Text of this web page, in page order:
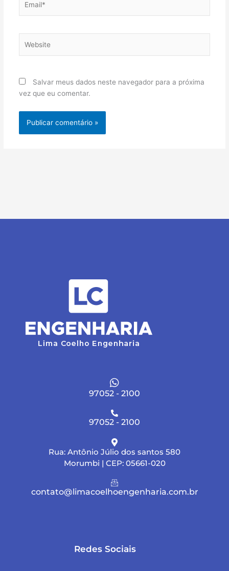
Salvar meus dados neste navegador para a próxima
vez que eu comentar.
97052 - 2100
97052 - 2100
Rua: Antônio Júlio dos santos 580
Morumbi | CEP: 05661-020
contato@limacoelhoengenharia.com.br
Redes Sociais